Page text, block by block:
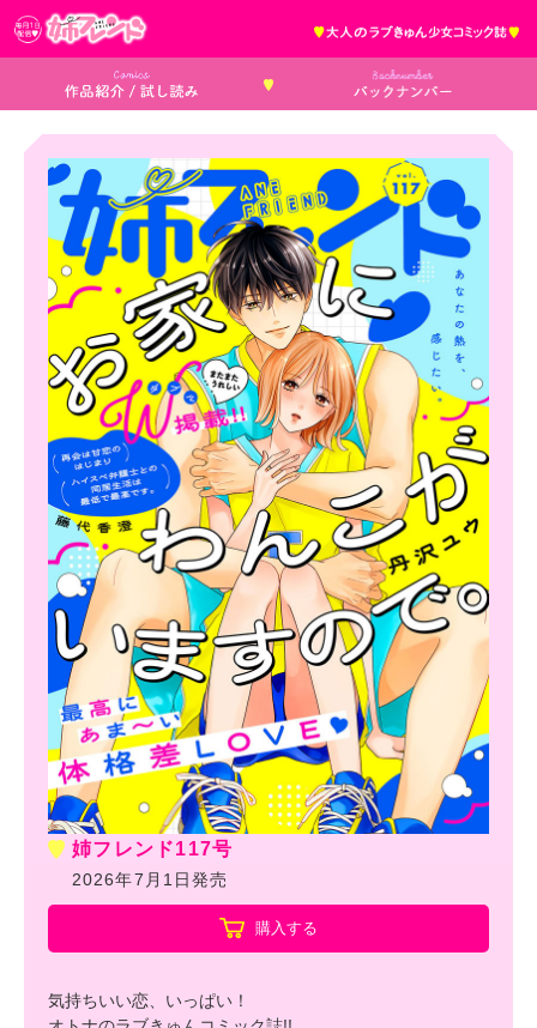
姉フレンド117号
2026年7月1日発売
購入する
気持ちいい恋、いっぱい！